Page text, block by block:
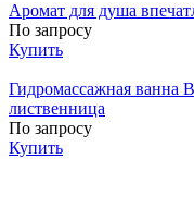
Аромат для душа
По запросу
Купить
Гидромассажная ванна
лиственница
По запросу
Купить